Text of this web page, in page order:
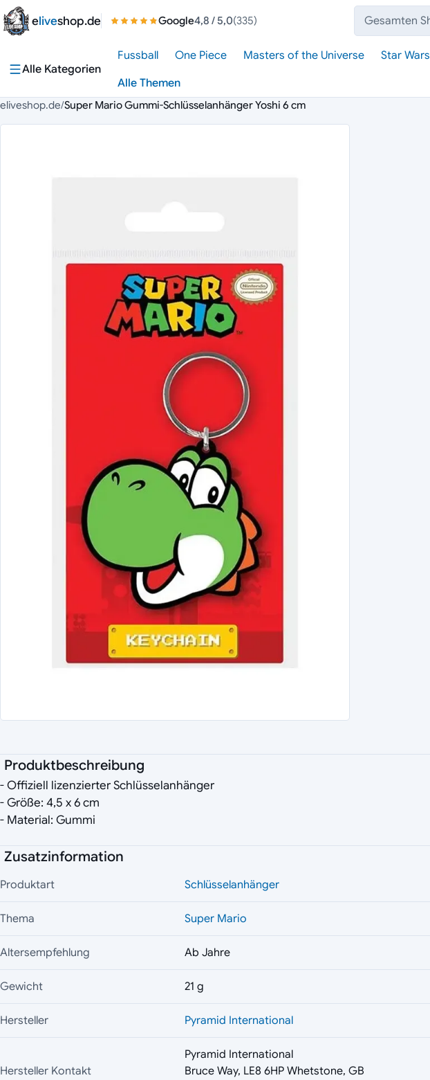
Zum Inhalt springen
eliveshop.de Google4,8 / 5,0(335)
Suche:
Alle Kategorien
Fussball One Piece Masters of the Universe Star Wars
Alle Themen
eliveshop.de/Super Mario Gummi-Schlüsselanhänger Yoshi 6 cm
Produktbeschreibung
- Offiziell lizenzierter Schlüsselanhänger
- Größe: 4,5 x 6 cm
- Material: Gummi
Zusatzinformation
Produktart Schlüsselanhänger
Thema Super Mario
Altersempfehlung Ab Jahre
Gewicht 21 g
Hersteller Pyramid International
Hersteller Kontakt
Pyramid International
Bruce Way, LE8 6HP Whetstone, GB